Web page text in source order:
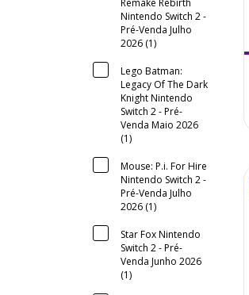
Remake Rebirth
Nintendo Switch 2 -
Pré-Venda Julho
2026 (1)
Lego Batman:
Legacy Of The Dark
Knight Nintendo
Switch 2 - Pré-
Venda Maio 2026
(1)
Mouse: P.i. For Hire
Nintendo Switch 2 -
Pré-Venda Julho
2026 (1)
Star Fox Nintendo
Switch 2 - Pré-
Venda Junho 2026
(1)